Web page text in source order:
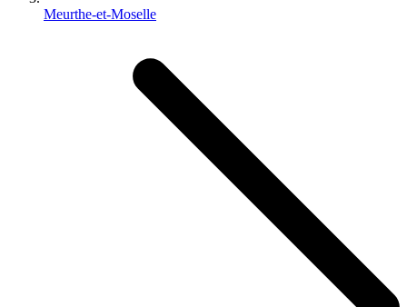
Meurthe-et-Moselle